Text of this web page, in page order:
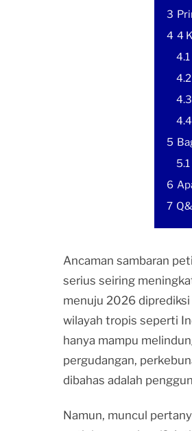
3
4 4
4.1
4.2
4.3
4.4
5
5.1
6
7
Ancaman sambaran
serius seiring
menuju 2026
wilayah tropis seperti
hanya mampu
pergudangan,
dibahas adalah
Namun, muncul